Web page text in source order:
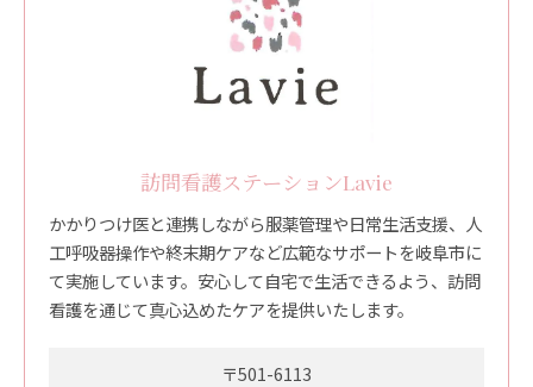
訪問看護ステーションLavie
かかりつけ医と連携しながら服薬管理や日常生活支援、人
工呼吸器操作や終末期ケアなど広範なサポートを岐阜市に
て実施しています。安心して自宅で生活できるよう、訪問
看護を通じて真心込めたケアを提供いたします。
〒501-6113